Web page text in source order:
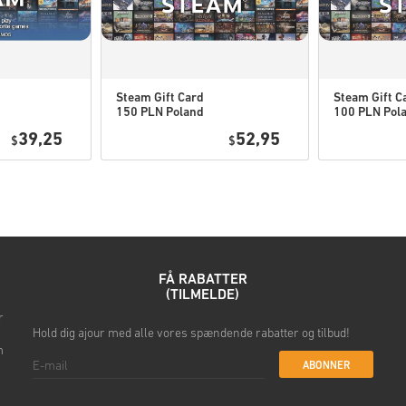
Se den hurtige guide
• Vælg dit produkt
Når det er gjort, modtager
$39,25
Steam Gift Card
150 PLN Poland
$52,95
Steam Gift
100 PLN
FÅ RABATTER
(TILMELDE)
Hold dig ajour med alle vores spændende rabatter og tilbud!
ABONNER